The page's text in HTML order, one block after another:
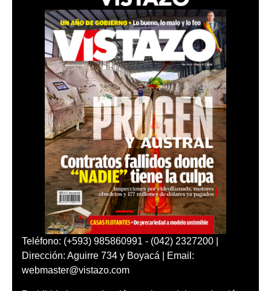
Teléfono: (+593) 985860991 - (042) 2327200 |
Dirección: Aguirre 734 y Boyacá | Email:
webmaster@vistazo.com